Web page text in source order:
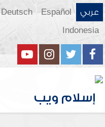
عربي Español
Deutsch
Indonesia